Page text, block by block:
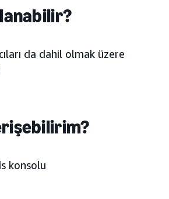
da dahil olmak üzere
konsolu